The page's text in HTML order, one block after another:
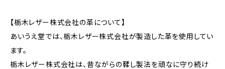
【栃木レザー株式会社の革について】
あいうえ堂では、栃木レザー株式会社が製造した革を使用してい
ます。
栃木レザー株式会社は、昔ながらの鞣し製法を頑なに守り続け